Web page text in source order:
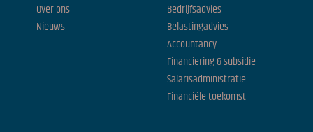
Over ons
Nieuws
Bedrijfsadvies
Belastingadvies
Accountancy
Financiering & subsidie
Salarisadministratie
Financiële toekomst